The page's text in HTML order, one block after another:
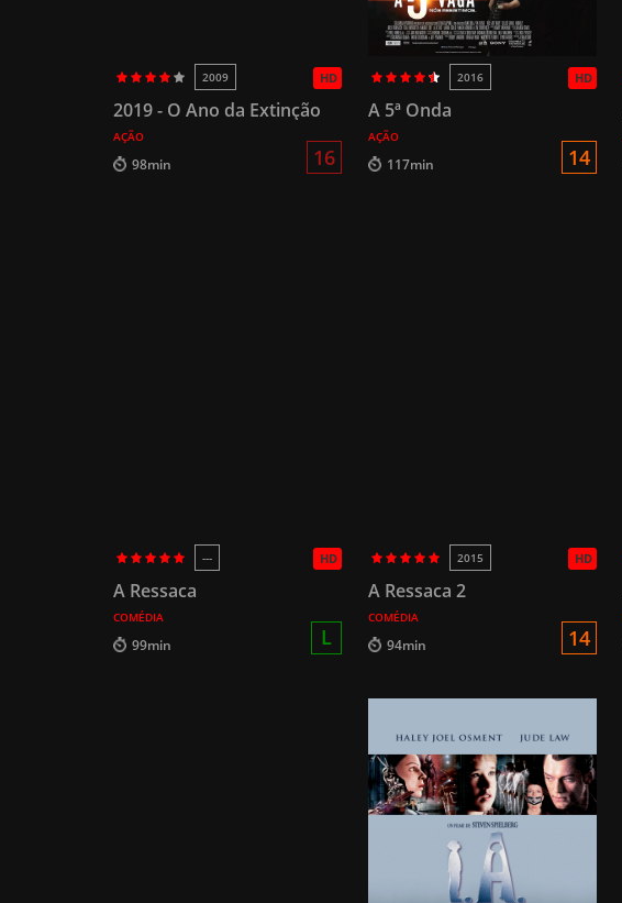
HD
2009
2019 - O Ano da Extinção
AÇÃO
98min 16
HD
2016
A 5ª Onda
AÇÃO
117min 14
HD
---
A Ressaca
COMÉDIA
99min L
HD
2015
A Ressaca 2
COMÉDIA
94min 14